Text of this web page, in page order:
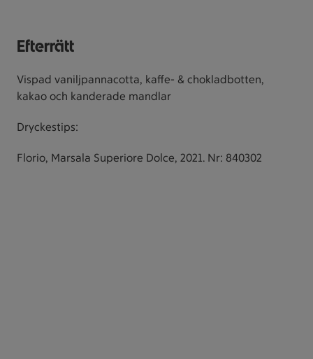
Efterrätt
Vispad vaniljpannacotta, kaffe- & chokladbotten,
kakao och kanderade mandlar
Dryckestips:
Florio, Marsala Superiore Dolce, 2021. Nr: 840302